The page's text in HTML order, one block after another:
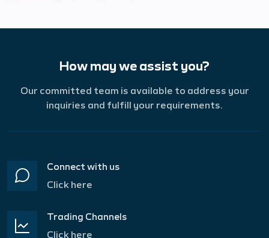
How may we assist you?
Our committed team is available to address your
inquiries and fulfill your requirements.
Connect with us
Click here
Trading Channels
Click here